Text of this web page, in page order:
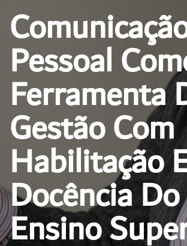
Pessoal
Ferramenta
Gestão Com
Habilitação
Docência Do
Ensino